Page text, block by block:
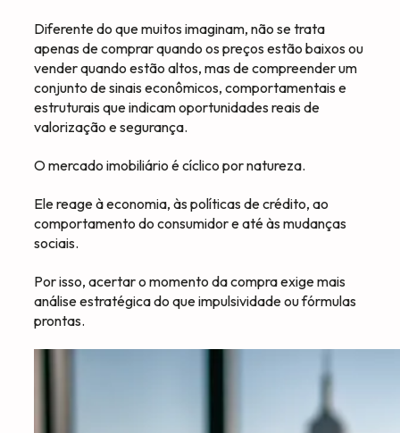
Diferente do que muitos imaginam, não se trata
apenas de comprar quando os preços estão baixos ou
vender quando estão altos, mas de compreender um
conjunto de sinais econômicos, comportamentais e
estruturais que indicam oportunidades reais de
valorização e segurança.
O mercado imobiliário é cíclico por natureza.
Ele reage à economia, às políticas de crédito, ao
comportamento do consumidor e até às mudanças
sociais.
Por isso, acertar o momento da compra exige mais
análise estratégica do que impulsividade ou fórmulas
prontas.